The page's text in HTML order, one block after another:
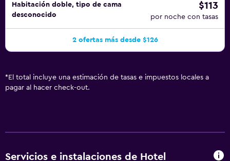
Habitación doble, tipo de cama
desconocido
$113
por noche con tasas
2 ofertas más desde $126
* El total incluye una estimación de tasas e impuestos locales a
pagar al hacer check-out.
Servicios e instalaciones de Hotel